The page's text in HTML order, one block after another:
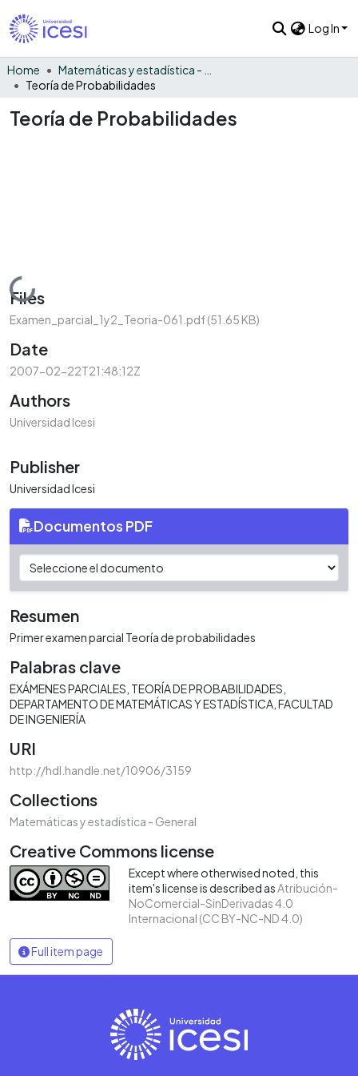
Log In
Home
Teoría de Probabilidades
Teoría de Probabilidades
Loading...
Files
Examen_parcial_1y2_Teoria-061.pdf(51.65 KB)
Date
2007-02-22T21:48:12Z
Authors
Universidad Icesi
Publisher
Universidad Icesi
Documentos PDF
Resumen
Primer examen parcial Teoría de probabilidades
Palabras clave
EXÁMENES PARCIALES TEORÍA DE PROBABILIDADES
DEPARTAMENTO DE MATEMÁTICAS Y ESTADÍSTICA FACULTAD
DE INGENIERÍA
URI
http://hdl.handle.net/10906/3159
Collections
Matemáticas y estadística - General
Creative Commons license
Except where otherwised noted, this
item's license is described asAtribución-
NoComercial-SinDerivadas 4.0
Internacional (CC BY-NC-ND 4.0)
Full item page